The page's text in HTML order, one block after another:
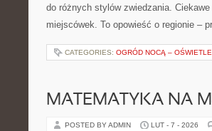
do różnych stylów zwiedzania.
miejscówek. To opowieść o regionie –
CATEGORIES: OGRÓD NOCĄ –
MATEMATYKA NA
POSTED BY ADMIN LUT - 7 - 2026